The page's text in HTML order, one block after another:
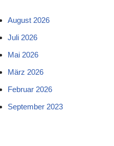
August 2026
Juli 2026
Mai 2026
März 2026
Februar 2026
September 2023